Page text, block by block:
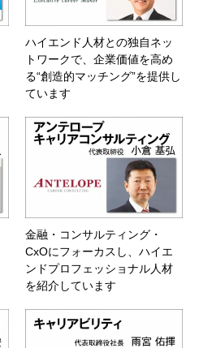
ハイエンド人材との独自ネッ
トワークで、企業価値を高め
る“創造的マッチング”を提供し
ています
金融・コンサルティング・
CxOにフォーカスし、ハイエ
ンドプロフェッショナル人材
を紹介しています